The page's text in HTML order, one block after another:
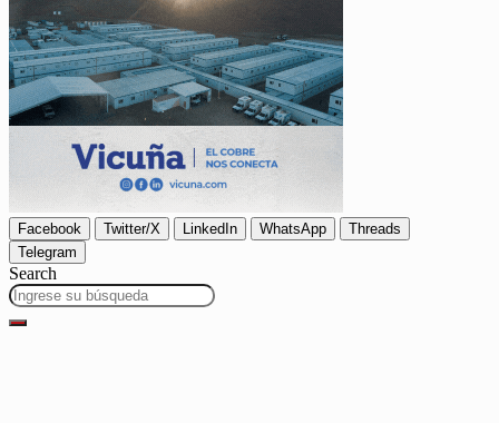
Facebook Twitter/X LinkedIn WhatsApp
Threads
Telegram
Search